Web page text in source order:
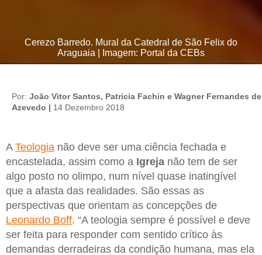
Cerezo Barredo. Mural da Catedral de São Felix do
Araguaia | Imagem: Portal da CEBs
Por: João Vitor Santos, Patricia Fachin e Wagner Fernandes de
Azevedo | 14 Dezembro 2018
A Teologia não deve ser uma ciência fechada e
encastelada, assim como a Igreja não tem de ser
algo posto no olimpo, num nível quase inatingível
que a afasta das realidades. São essas as
perspectivas que orientam as concepções de
Leonardo Boff. “A teologia sempre é possível e deve
ser feita para responder com sentido crítico às
demandas derradeiras da condição humana, mas ela